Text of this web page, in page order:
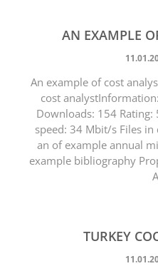
AN EXAMPLE
An example of cost
cost
Downloads: 154
speed: 34 Mbit/s Files
an of example annual
example bibliography
TURKEY